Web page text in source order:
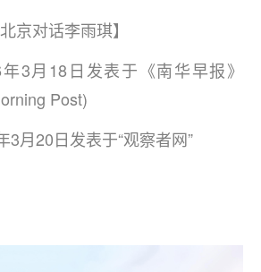
京对话李雨琪】
3月18日发表于《南华早报》
Post)
3月20日发表于“观察者网”